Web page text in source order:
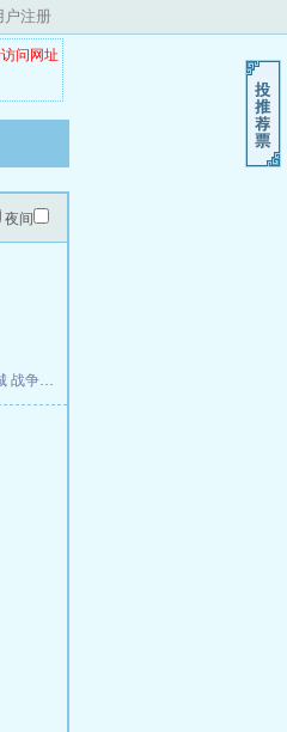
户注册
问网址
夜间
战争天堂